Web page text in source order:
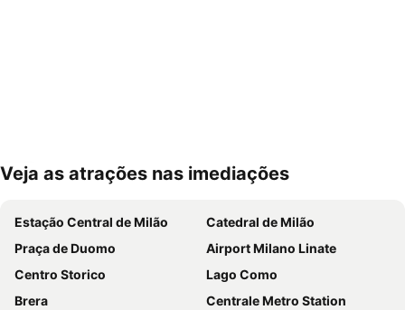
Ampliar mapa
Veja as atrações nas imediações
Estação Central de Milão
Catedral de Milão
Praça de Duomo
Airport Milano Linate
Centro Storico
Lago Como
Brera
Centrale Metro Station